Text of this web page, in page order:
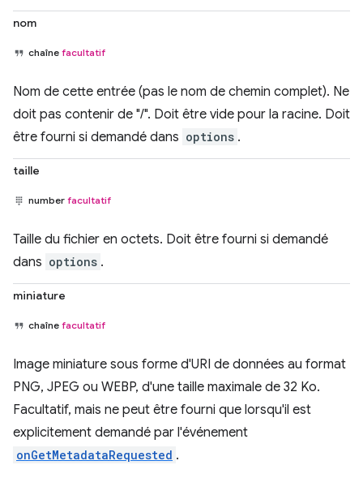
nom
chaîne facultatif
Nom de cette entrée (pas le nom de chemin complet). Ne
doit pas contenir de "/". Doit être vide pour la racine. Doit
être fourni si demandé dans options .
taille
number facultatif
Taille du fichier en octets. Doit être fourni si demandé
dans options .
miniature
chaîne facultatif
Image miniature sous forme d'URI de données au format
PNG, JPEG ou WEBP, d'une taille maximale de 32 Ko.
Facultatif, mais ne peut être fourni que lorsqu'il est
explicitement demandé par l'événement
onGetMetadataRequested .